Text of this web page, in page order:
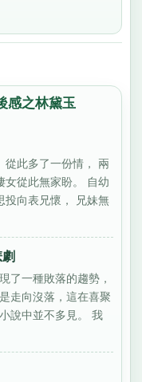
感之林黛玉
從此多了一份情， 兩
女從此無家盼。 自幼
投向表兄懷， 兄妹無
了一種敗落的趨勢，
走向沒落，這在喜聚
說中並不多見。 我